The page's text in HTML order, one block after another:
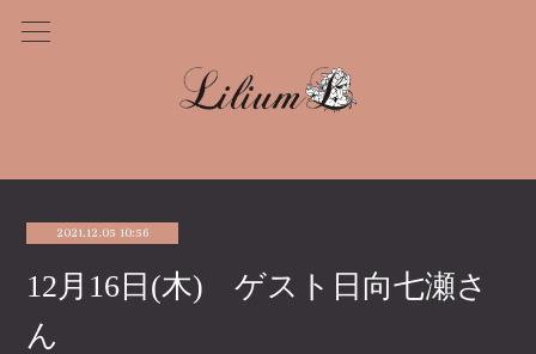
2021.12.05 10:56
12月16日(木) ゲスト日向七瀬さ
ん